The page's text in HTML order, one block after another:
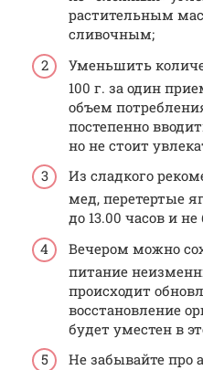
растительным
сливочным;
Уменьшить
100 г. за один
объем
постепенно
но не стоит
Из сладкого
мед, перетертые
до 13.00 часов и не
Вечером можно
питание
происходит
восстановление
будет уместен в
Не забывайте про